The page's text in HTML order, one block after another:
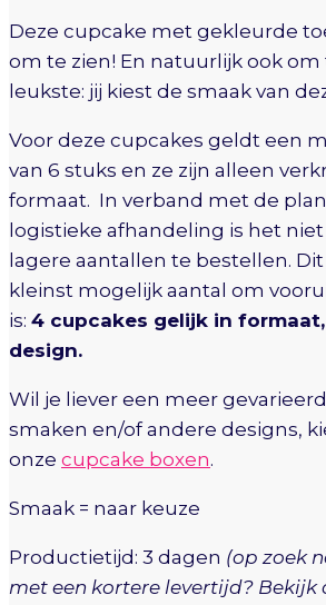
Deze cupcake met gekleurde
om te zien! En natuurlijk ook
leukste: jij kiest de smaak van
Voor deze cupcakes geldt een
van 6 stuks en ze zijn alleen
formaat. In verband met de
logistieke afhandeling is het
lagere aantallen te bestellen.
kleinst mogelijk aantal om
is: 4 cupcakes gelijk in
design.
Wil je liever een meer
smaken en/of andere designs,
onze cupcake boxen.
Smaak = naar keuze
Productietijd: 3 dagen (op zoek
met een kortere levertijd? Bekijk